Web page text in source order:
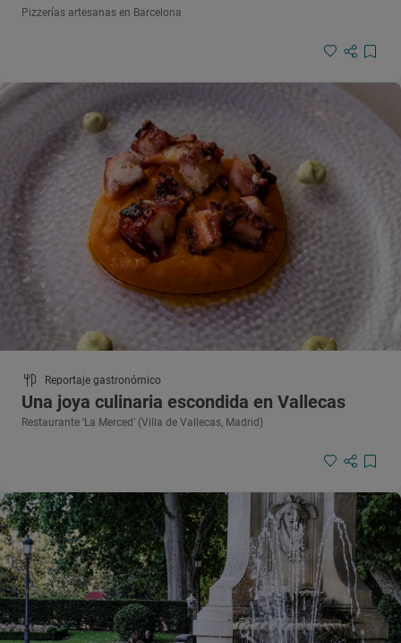
Pizzerías artesanas en Barcelona
Reportaje gastronómico
Una joya culinaria escondida en Vallecas
Restaurante ‘La Merced’ (Villa de Vallecas, Madrid)